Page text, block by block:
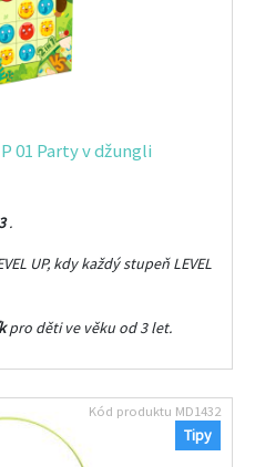
01 Party v džungli
.
UP, kdy každý stupeň LEVEL
pro děti ve věku od 3 let.
Tipy
Kód produktu MD1432